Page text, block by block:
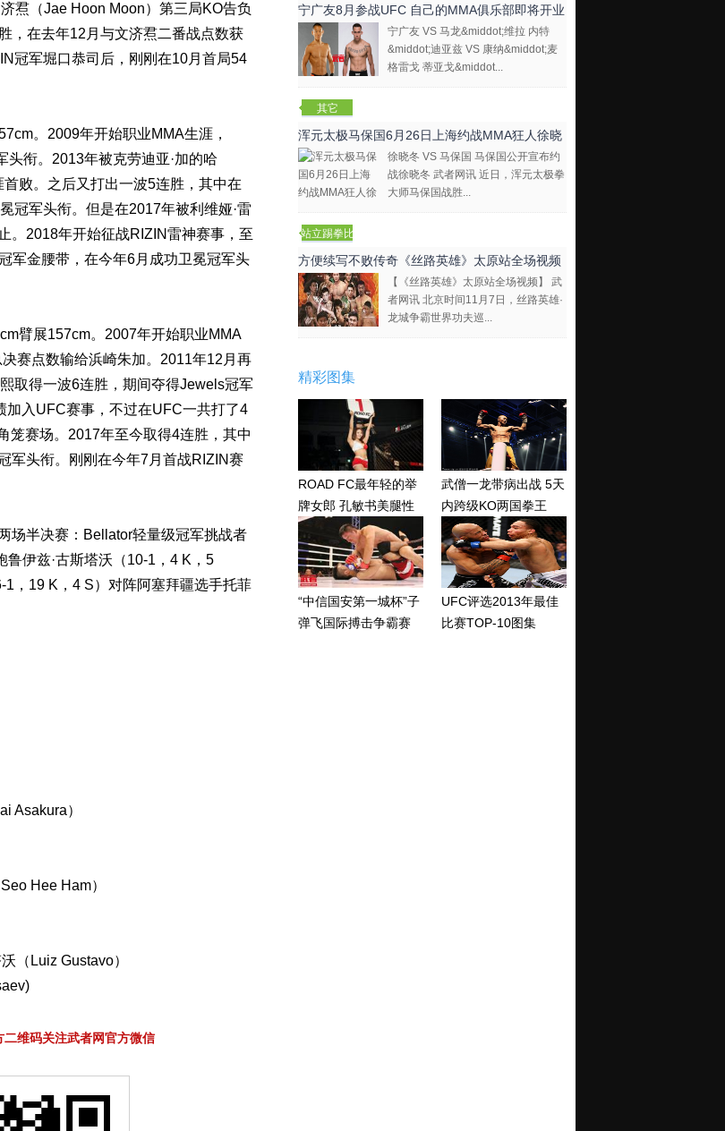
焄（Jae Hoon Moon）第三局KO告负
，在去年12月与文济焄二番战点数获
冠军堀口恭司后，刚刚在10月首局54
。2009年开始职业MMA生涯，
衔。2013年被克劳迪亚·加的哈
败。之后又打出一波5连胜，其中在
冠军头衔。但是在2017年被利维娅·雷
。2018年开始征战RIZIN雷神赛事，至
军金腰带，在今年6月成功卫冕冠军头
臂展157cm。2007年开始职业MMA
赛点数输给浜崎朱加。2011年12月再
取得一波6连胜，期间夺得Jewels冠军
加入UFC赛事，不过在UFC一共打了4
笼赛场。2017年至今取得4连胜，其中
军头衔。刚刚在今年7月首战RIZIN赛
半决赛：Bellator轻量级冠军挑战者
伊兹·古斯塔沃（10-1，4 K，5
，19 K，4 S）对阵阿塞拜疆选手托菲
Asakura）
Hee Ham）
（Luiz Gustavo）
维码关注武者网官方微信
宁广友8月参战UFC 自己的MMA俱乐部即将开业
宁广友 VS 马龙&middot;维拉 内特
&middot;迪亚兹 VS 康纳&middot;麦
格雷戈 蒂亚戈&middot...
其它
浑元太极马保国6月26日上海约战MMA狂人徐晓
冬
徐晓冬 VS 马保国 马保国公开宣布约
战徐晓冬 武者网讯 近日，浑元太极拳
大师马保国战胜...
站立踢拳比
赛视频
方便续写不败传奇《丝路英雄》太原站全场视频
【《丝路英雄》太原站全场视频】 武
者网讯 北京时间11月7日，丝路英雄·
龙城争霸世界功夫巡...
精彩图集
ROAD FC最年轻的举
牌女郎 孔敏书美腿性
感眼神清纯
武僧一龙带病出战 5天
内跨级KO两国拳王
“中信国安第一城杯”子
弹飞国际搏击争霸赛
UFC评选2013年最佳
比赛TOP-10图集